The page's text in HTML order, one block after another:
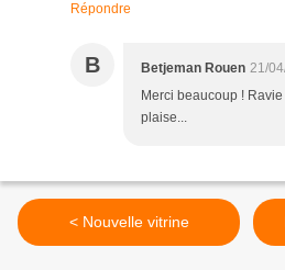
Répondre
B Betjeman Rouen 21/
Merci beaucoup !
plaise...
< Nouvelle vitrine